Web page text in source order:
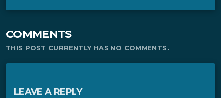
COMMENTS
THIS POST CURRENTLY HAS NO COMMENTS.
LEAVE A REPLY